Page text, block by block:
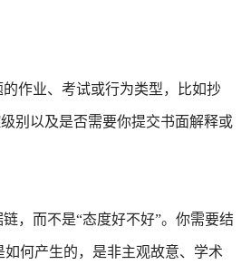
作业、考试或行为类型，比如抄
别以及是否需要你提交书面解释或
，而不是“态度好不好”。你需要结
何产生的，是非主观故意、学术